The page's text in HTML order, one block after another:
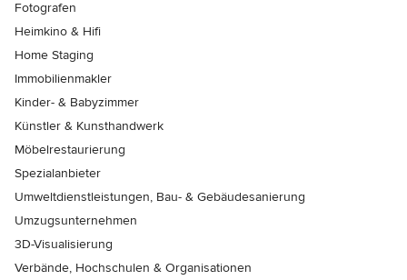
Fotografen
Heimkino & Hifi
Home Staging
Immobilienmakler
Kinder- & Babyzimmer
Künstler & Kunsthandwerk
Möbelrestaurierung
Spezialanbieter
Umweltdienstleistungen, Bau- & Gebäudesanierung
Umzugsunternehmen
3D-Visualisierung
Verbände, Hochschulen & Organisationen